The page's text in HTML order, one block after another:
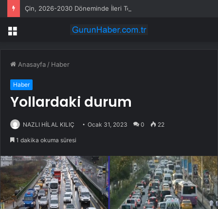
Menü
Anasayfa / Haber
Haber
Yollardaki durum
NAZLI HİLAL KILIÇ Ocak 31, 2023 0 22
1 dakika okuma süresi